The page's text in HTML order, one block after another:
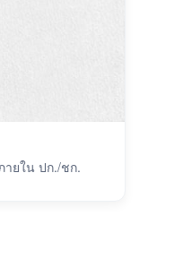
ยใน ปก./ชก.